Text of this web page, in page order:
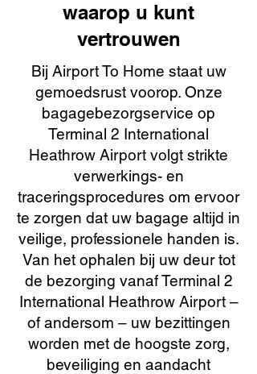
waarop u kunt
vertrouwen
Bij Airport To Home staat uw
gemoedsrust voorop. Onze
bagagebezorgservice op
Terminal 2 International
Heathrow Airport volgt strikte
verwerkings- en
traceringsprocedures om ervoor
te zorgen dat uw bagage altijd in
veilige, professionele handen is.
Van het ophalen bij uw deur tot
de bezorging vanaf Terminal 2
International Heathrow Airport –
of andersom – uw bezittingen
worden met de hoogste zorg,
beveiliging en aandacht